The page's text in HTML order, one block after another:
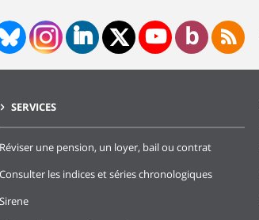
SERVICES
Réviser une pension, un loyer, bail ou contrat
Consulter les indices et séries chronologiques
Sirene